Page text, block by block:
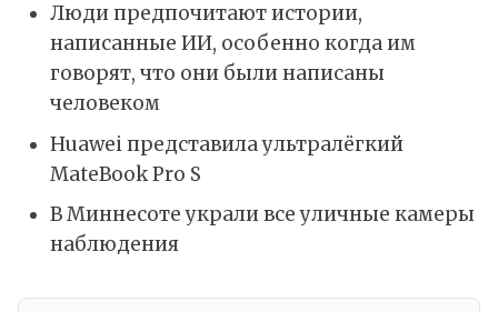
Люди предпочитают истории,
написанные ИИ, особенно когда им
говорят, что они были написаны
человеком
Huawei представила ультралёгкий
MateBook Pro S
В Миннесоте украли все уличные камеры
наблюдения